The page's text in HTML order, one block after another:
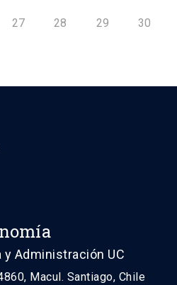
27 28 29 30
y Administración UC
Macul. Santiago, Chile